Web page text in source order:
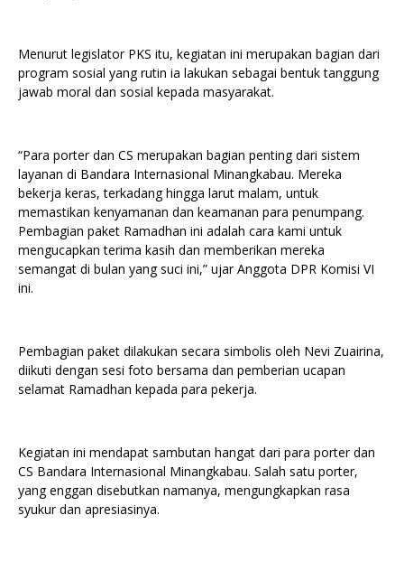
Menurut legislator PKS itu, kegiatan ini merupakan bagian dari
program sosial yang rutin ia lakukan sebagai bentuk tanggung
jawab moral dan sosial kepada masyarakat.
“Para porter dan CS merupakan bagian penting dari sistem
layanan di Bandara Internasional Minangkabau. Mereka
bekerja keras, terkadang hingga larut malam, untuk
memastikan kenyamanan dan keamanan para penumpang.
Pembagian paket Ramadhan ini adalah cara kami untuk
mengucapkan terima kasih dan memberikan mereka
semangat di bulan yang suci ini,” ujar Anggota DPR Komisi VI
ini.
Pembagian paket dilakukan secara simbolis oleh Nevi Zuairina,
diikuti dengan sesi foto bersama dan pemberian ucapan
selamat Ramadhan kepada para pekerja.
Kegiatan ini mendapat sambutan hangat dari para porter dan
CS Bandara Internasional Minangkabau. Salah satu porter,
yang enggan disebutkan namanya, mengungkapkan rasa
syukur dan apresiasinya.